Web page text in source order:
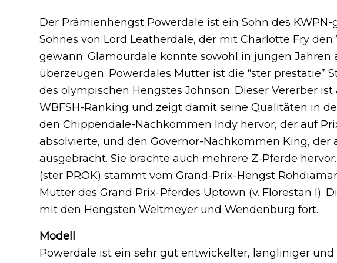
Der Prämienhengst Powerdale ist ein Sohn des
Sohnes von Lord Leatherdale, der mit Charlotte Fry
gewann. Glamourdale konnte sowohl in jungen Jahren
überzeugen. Powerdales Mutter ist die “ster prestatie”
des olympischen Hengstes Johnson. Dieser Vererber
WBFSH-Ranking und zeigt damit seine Qualitäten in
den Chippendale-Nachkommen Indy hervor, der auf
absolvierte, und den Governor-Nachkommen King, der
ausgebracht. Sie brachte auch mehrere Z-Pferde
(ster PROK) stammt vom Grand-Prix-Hengst
Mutter des Grand Prix-Pferdes Uptown (v. Florestan I).
mit den Hengsten Weltmeyer und Wendenburg fort.
Modell
Powerdale ist ein sehr gut entwickelter, langliniger